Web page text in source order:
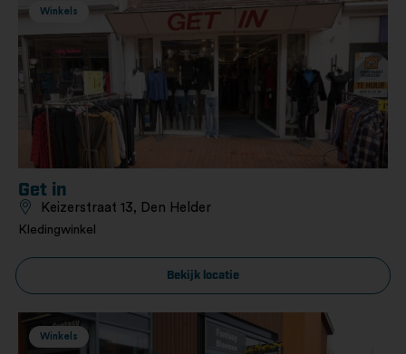
Winkels
Get in
Keizerstraat 13, Den Helder
Kledingwinkel
Bekijk locatie
Winkels